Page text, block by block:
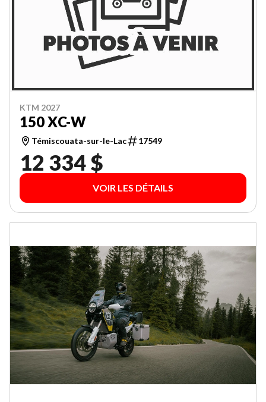
KTM 2027
150 XC-W
Témiscouata-sur-le-Lac 17549
12 334 $
VOIR LES DÉTAILS